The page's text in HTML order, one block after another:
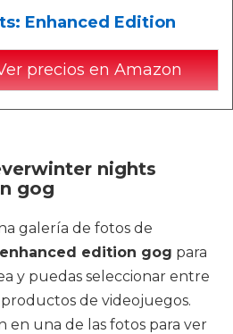
Enhanced Edition
precios en Amazon
nights
gog
galería de fotos de
edition gog para
y puedas seleccionar entre
de videojuegos.
en una de las fotos para ver